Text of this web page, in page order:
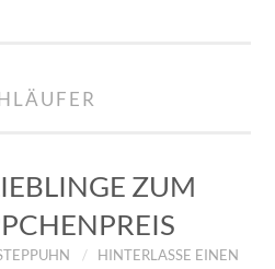
ZUM
HINTERLASSE EINEN